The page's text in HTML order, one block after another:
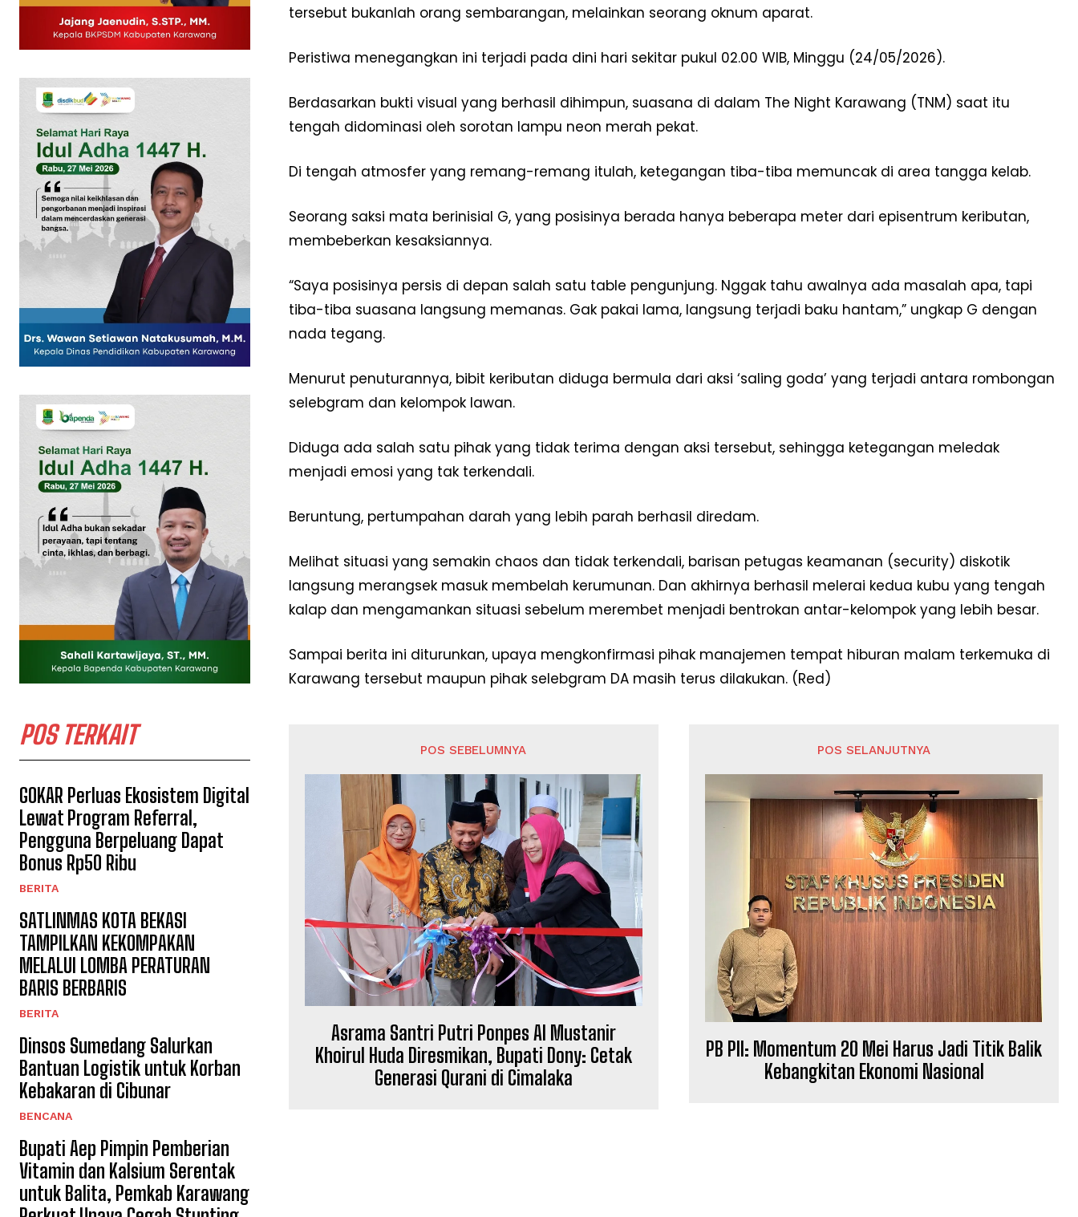
News Week
Company
Disclaimer
Kontak Kami
Pedoman Media Siber
Indeks Berita
POS TERKAIT
GOKAR Perluas Ekosistem Digital
Lewat Program Referral,
Pengguna Berpeluang Dapat
Bonus Rp50 Ribu
BERITA
SATLINMAS KOTA BEKASI
TAMPILKAN KEKOMPAKAN
MELALUI LOMBA PERATURAN
BARIS BERBARIS
BERITA
Dinsos Sumedang Salurkan
Bantuan Logistik untuk Korban
Kebakaran di Cibunar
BENCANA
Bupati Aep Pimpin Pemberian
Vitamin dan Kalsium Serentak
untuk Balita, Pemkab Karawang
tersebut bukanlah orang sembarangan, melainkan seorang oknum aparat.
Peristiwa menegangkan ini terjadi pada dini hari sekitar pukul 02.00 WIB, Minggu (24/05/2026).
Berdasarkan bukti visual yang berhasil dihimpun, suasana di dalam The Night Karawang (TNM) saat itu
tengah didominasi oleh sorotan lampu neon merah pekat.
Di tengah atmosfer yang remang-remang itulah, ketegangan tiba-tiba memuncak di area tangga kelab.
Seorang saksi mata berinisial G, yang posisinya berada hanya beberapa meter dari episentrum keributan,
membeberkan kesaksiannya.
“Saya posisinya persis di depan salah satu table pengunjung. Nggak tahu awalnya ada masalah apa, tapi
tiba-tiba suasana langsung memanas. Gak pakai lama, langsung terjadi baku hantam,” ungkap G dengan
nada tegang.
Menurut penuturannya, bibit keributan diduga bermula dari aksi ‘saling goda’ yang terjadi antara rombongan
selebgram dan kelompok lawan.
Diduga ada salah satu pihak yang tidak terima dengan aksi tersebut, sehingga ketegangan meledak
menjadi emosi yang tak terkendali.
Beruntung, pertumpahan darah yang lebih parah berhasil diredam.
Melihat situasi yang semakin chaos dan tidak terkendali, barisan petugas keamanan (security) diskotik
langsung merangsek masuk membelah kerumunan. Dan akhirnya berhasil melerai kedua kubu yang tengah
kalap dan mengamankan situasi sebelum merembet menjadi bentrokan antar-kelompok yang lebih besar.
Sampai berita ini diturunkan, upaya mengkonfirmasi pihak manajemen tempat hiburan malam terkemuka di
Karawang tersebut maupun pihak selebgram DA masih terus dilakukan. (Red)
POS SEBELUMNYA
Asrama Santri Putri Ponpes Al Mustanir
Khoirul Huda Diresmikan, Bupati Dony: Cetak
Generasi Qurani di Cimalaka
POS SELANJUTNYA
PB PII: Momentum 20 Mei Harus Jadi Titik Balik
Kebangkitan Ekonomi Nasional